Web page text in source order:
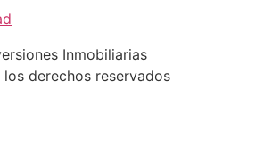
Inmobiliarias
los derechos reservados